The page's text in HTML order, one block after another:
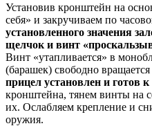
Установив кронштейн на
себя» и закручиваем по
установленного значения
щелчок и винт
Винт «утапливается» в
(барашек) свободно вращается
прицел установлен и готов к
кронштейна, тянем винты на
их. Ослабляем крепление и
оружия.